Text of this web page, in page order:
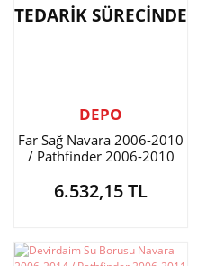
TEDARİK SÜRECİNDE
DEPO
Far Sağ Navara 2006-2010
/ Pathfinder 2006-2010
6.532,15 TL